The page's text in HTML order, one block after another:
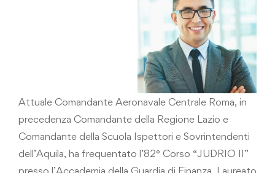
Attuale Comandante Aeronavale Centrale Roma, in
precedenza Comandante della Regione Lazio e
Comandante della Scuola Ispettori e Sovrintendenti
dell’Aquila, ha frequentato l’82° Corso “JUDRIO II”
presso l’Accademia della Guardia di Finanza. Laureato